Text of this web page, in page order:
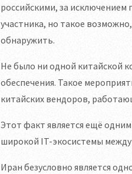
российскими, за исключением
участника, но такое
обнаружить.
Не было ни одной китайской
обеспечения. Такое
китайских вендоров,
Этот факт является ещё
широкой IT-экосистемы
Иран безусловно является